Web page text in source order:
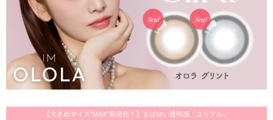
【大きめサイズ"MAX"新発売！】まばゆい透明感「ユリアル」